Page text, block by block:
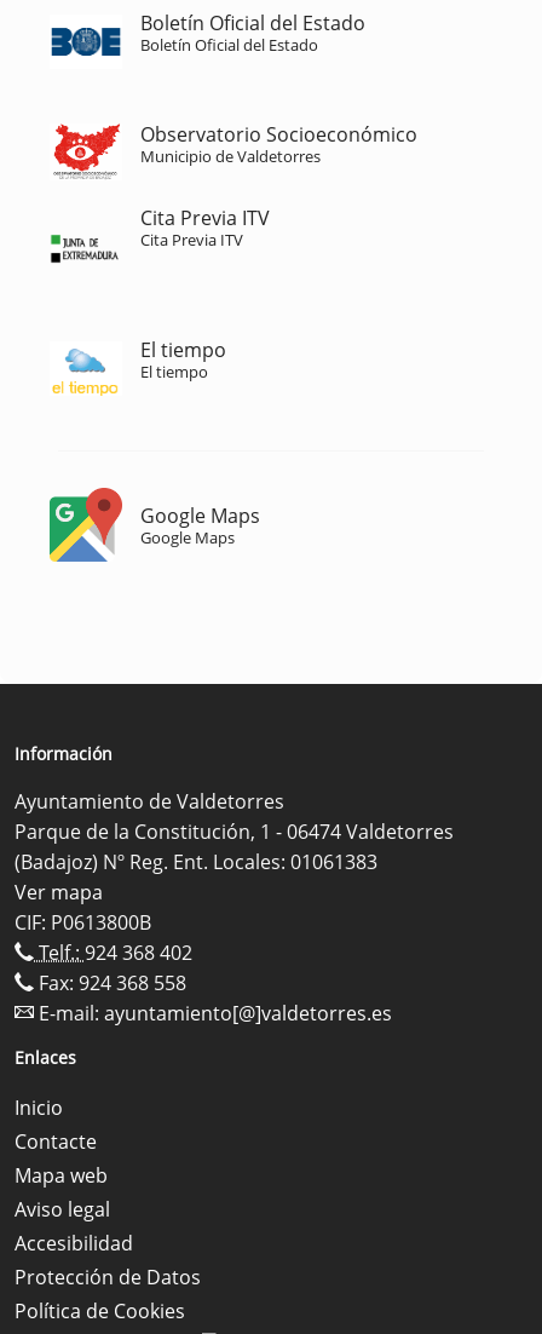
Boletín Oficial del Estado
Boletín Oficial del Estado
Observatorio Socioeconómico
Municipio de Valdetorres
Cita Previa ITV
Cita Previa ITV
El tiempo
El tiempo
Google Maps
Google Maps
Información
Ayuntamiento de Valdetorres
Parque de la Constitución, 1 - 06474 Valdetorres
(Badajoz) Nº Reg. Ent. Locales: 01061383
Ver mapa
CIF: P0613800B
Telf.: 924 368 402
Fax: 924 368 558
E-mail: ayuntamiento[@]valdetorres.es
Enlaces
Inicio
Contacte
Mapa web
Aviso legal
Accesibilidad
Protección de Datos
Política de Cookies